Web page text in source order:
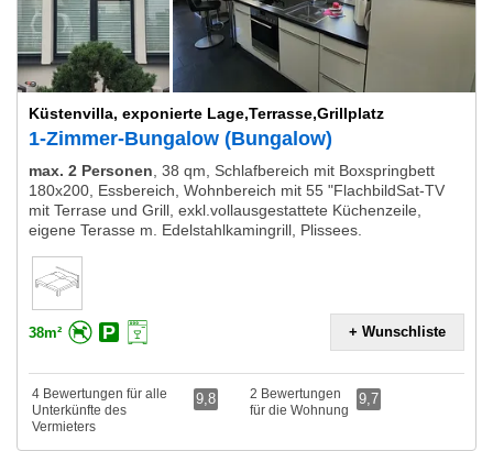
Küstenvilla, exponierte Lage,Terrasse,Grillplatz
1-Zimmer-Bungalow (Bungalow)
max. 2 Personen 38 qm, Schlafbereich mit Boxspringbett
180x200, Essbereich, Wohnbereich mit 55 "FlachbildSat-TV
mit Terrase und Grill, exkl.vollausgestattete Küchenzeile,
eigene Terasse m. Edelstahlkamingrill, Plissees.
38m² + Wunschliste
4 Bewertungen für alle
Unterkünfte des
Vermieters
9,8
2 Bewertungen
für die Wohnung
9,7